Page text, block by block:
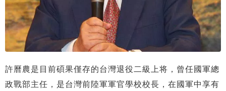
許曆農是目前碩果僅存的台灣退役二級上将，曾任國軍總
政戰部主任，是台灣前陸軍軍官學校校長，在國軍中享有